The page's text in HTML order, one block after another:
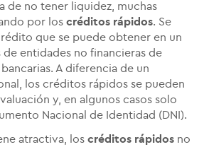
de no tener liquidez, muchas
por los créditos rápidos. Se
que se puede obtener en un
de entidades no financieras de
A diferencia de un
los créditos rápidos se pueden
y, en algunos casos solo
Nacional de Identidad (DNI).
atractiva, los créditos rápidos no